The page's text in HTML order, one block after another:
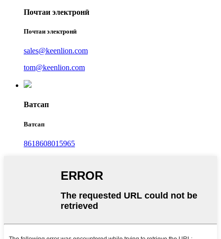
Почтаи электронӣ
Почтаи электронӣ
sales@keenlion.com
tom@keenlion.com
Ватсап
Ватсап
8618608015965